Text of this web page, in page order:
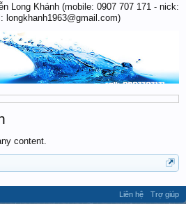
Long Khánh (mobile: 0907 707 171 - nick:
longkhanh1963@gmail.com)
content.
Liên hệ
Trợ giúp